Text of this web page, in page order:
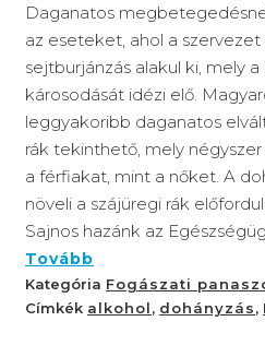
Daganatos
az eseteket, ahol a
sejtburjánzás alakul ki, mely
károsodását idézi elő.
leggyakoribb daganatos
rák tekinthető, mely
a férfiakat, mint a nőket. A
növeli a szájüregi rák
Sajnos hazánk az
Tovább
Kategória Fogászati
Címkék alkohol, dohányzás,